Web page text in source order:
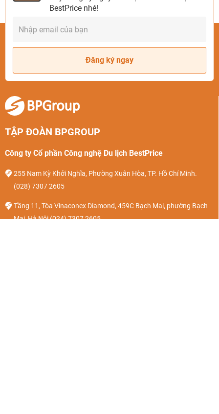
BestPrice nhé!
Đăng ký ngay
TẬP ĐOÀN BPGROUP
Công ty Cổ phần Công nghệ Du lịch BestPrice
255 Nam Kỳ Khởi Nghĩa, Phường Xuân Hòa, TP. Hồ Chí Minh.
(028) 7307 2605
Tầng 11, Tòa Vinaconex Diamond, 459C Bạch Mai, phường Bạch
Mai, Hà Nội(024) 7307 2605